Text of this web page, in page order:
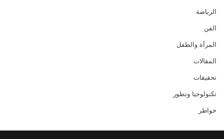
الرياضة
الفن
المرأة والطفل
المقالات
تحقيقات
تكنولوجيا وتطور
خواطر